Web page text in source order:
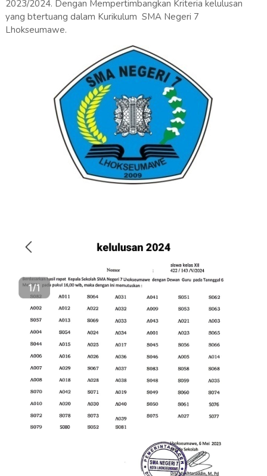
2023/2024. Dengan Mempertimbangkan Kriteria kelulusan
yang btertuang dalam Kurikulum SMA Negeri 7
Lhokseumawe.